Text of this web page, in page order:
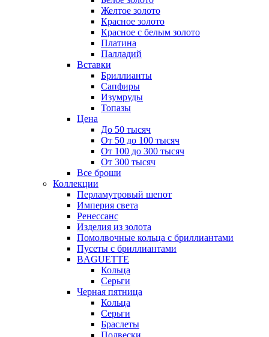
Желтое золото
Красное золото
Красное с белым золото
Платина
Палладий
Вставки
Бриллианты
Сапфиры
Изумруды
Топазы
Цена
До 50 тысяч
От 50 до 100 тысяч
От 100 до 300 тысяч
От 300 тысяч
Все броши
Коллекции
Перламутровый шепот
Империя света
Ренессанс
Изделия из золота
Помолвочные кольца с бриллиантами
Пусеты с бриллиантами
BAGUETTE
Кольца
Серьги
Черная пятница
Кольца
Серьги
Браслеты
Подвески